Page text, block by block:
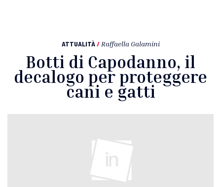
ATTUALITÀ / Raffaella Galamini
Botti di Capodanno, il
decalogo per proteggere
cani e gatti